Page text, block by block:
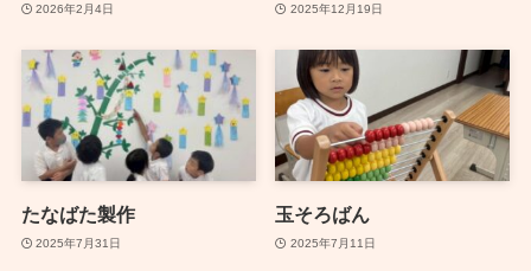
2026年2月4日 2025年12月19日
たなばた製作
2025年7月31日
玉そろばん
2025年7月11日